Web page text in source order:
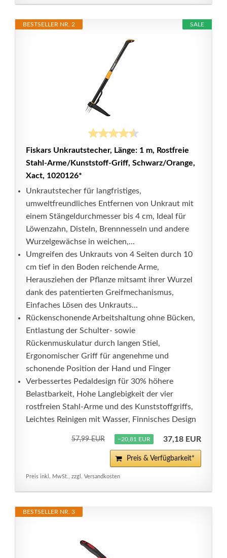
SALE
BESTSELLER NR. 2
Fiskars Unkrautstecher, Länge: 1 m, Rostfreie
Stahl-Arme/Kunststoff-Griff, Schwarz/Orange,
Xact, 1020126*
Unkrautstecher für langfristiges,
umweltfreundliches Entfernen von Unkraut mit
einem Stängeldurchmesser bis 4 cm, Ideal für
Löwenzahn, Disteln, Brennnesseln und andere
Wurzelgewächse in weichen,...
Umgreifen des Unkrauts von 4 Seiten durch 10
cm tief in den Boden reichende Arme,
Herausziehen der Pflanze mitsamt ihrer Wurzel
dank des patentierten Greifmechanismus,
Einfaches Lösen des Unkrauts...
Rückenschonende Arbeitshaltung ohne Bücken,
Entlastung der Schulter- sowie
Rückenmuskulatur durch langen Stiel,
Ergonomischer Griff für angenehme und
schonende Position der Hand und Finger
Verbessertes Pedaldesign für 30% höhere
Belastbarkeit, Hohe Langlebigkeit der vier
rostfreien Stahl-Arme und des Kunststoffgriffs,
Leichtes Reinigen mit Wasser, Finnisches Design
57,99 EUR −20,81 EUR 37,18 EUR
Preis & Verfügbarkeit*
Preis inkl. MwSt., zzgl. Versandkosten
BESTSELLER NR. 3